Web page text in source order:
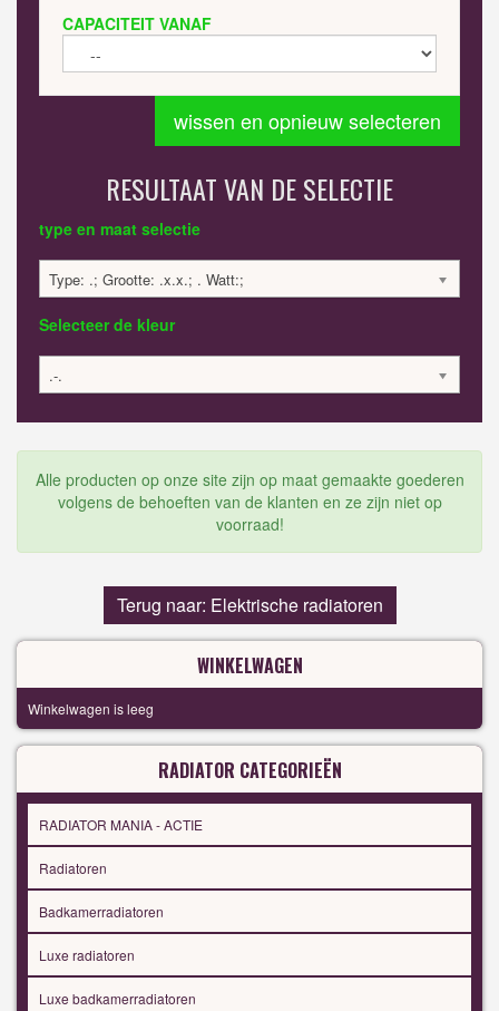
CAPACITEIT VANAF
wissen en opnieuw selecteren
RESULTAAT VAN DE SELECTIE
type en maat selectie
Type: .; Grootte: .x.x.; . Watt:;
Selecteer de kleur
.-.
Alle producten op onze site zijn op maat gemaakte goederen
volgens de behoeften van de klanten en ze zijn niet op
voorraad!
Terug naar: Elektrische radiatoren
WINKELWAGEN
Winkelwagen is leeg
RADIATOR CATEGORIEËN
RADIATOR MANIA - ACTIE
Radiatoren
Badkamerradiatoren
Luxe radiatoren
Luxe badkamerradiatoren